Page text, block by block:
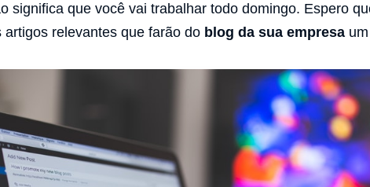
significa que você vai trabalhar todo domingo. Espero
relevantes que farão do blog da sua empresa